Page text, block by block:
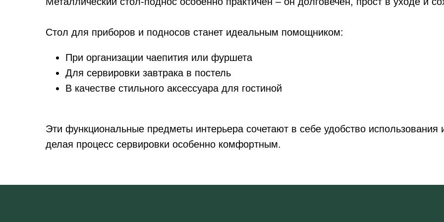
Стол для приборов и подносов станет идеальным помощником:
При организации чаепития или фуршета
Для сервировки завтрака в постель
В качестве стильного аксессуара для гостиной
Эти функциональные предметы интерьера сочетают в себе удобство использования
делая процесс сервировки особенно комфортным.
Оплата
Условия возврата
Написать на e-mail
Дизайнерам